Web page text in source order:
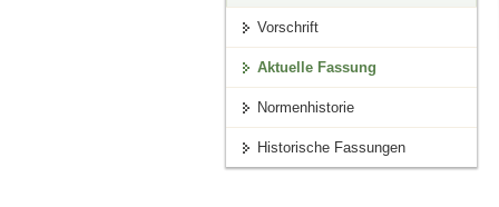
Vorschrift
Aktuelle Fassung
Normenhistorie
Historische Fassungen